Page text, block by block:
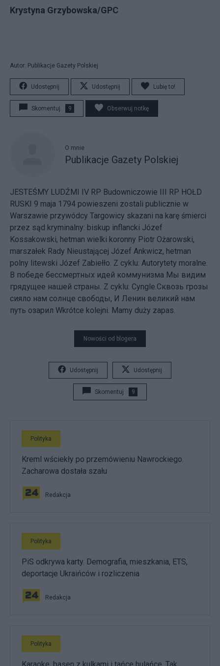
Krystyna Grzybowska/GPC
Autor: Publikacje Gazety Polskiej
Udostępnij Udostępnij Lubię to!
Skomentuj 9 Obserwuj notkę
O mnie
Publikacje Gazety Polskiej
JESTEŚMY LUDŹMI IV RP Budowniczowie III RP HOŁD
RUSKI 9 maja 1794 powieszeni zostali publicznie w
Warszawie przywódcy Targowicy skazani na karę śmierci
przez sąd kryminalny: biskup inflancki Józef
Kossakowski, hetman wielki koronny Piotr Ożarowski,
marszałek Rady Nieustającej Józef Ankwicz, hetman
polny litewski Józef Zabiełło. Z cyklu: Autorytety moralne.
В победе бессмертных идей коммунизма Мы видим
грядущее нашей страны. Z cyklu: Cyngle.Сквозь грозы
сияло нам солнце свободы, И Ленин великий нам
путь озарил Wkrótce kolejni. Mamy duży zapas.
Nowości od blogera
Udostępnij Udostępnij
Skomentuj 9
Polityka
Kreml wściekły po przemówieniu Nawrockiego.
Zacharowa dostała szału
Redakcja
Polityka
PiS odkrywa karty. Demografia, mieszkania, ETS,
deportacje Ukraińców i rozliczenia
Redakcja
Polityka
Karaoke, basen z kulkami i tańce hulańce. Tak